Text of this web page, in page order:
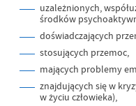
uzależnionych,
środków
doświadczających
stosujących przemoc,
mających problemy
znajdujących się w
w życiu człowieka),